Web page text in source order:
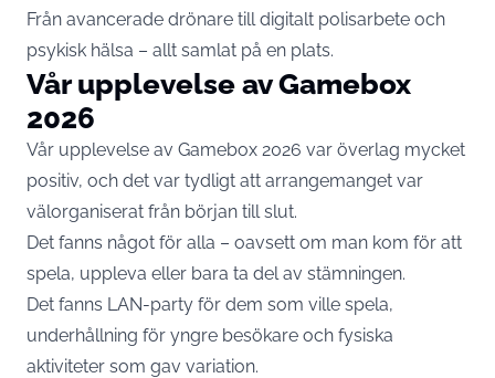
Från avancerade drönare till digitalt polisarbete och
psykisk hälsa – allt samlat på en plats.
Vår upplevelse av Gamebox
2026
Vår upplevelse av Gamebox 2026 var överlag mycket
positiv, och det var tydligt att arrangemanget var
välorganiserat från början till slut.
Det fanns något för alla – oavsett om man kom för att
spela, uppleva eller bara ta del av stämningen.
Det fanns LAN-party för dem som ville spela,
underhållning för yngre besökare och fysiska
aktiviteter som gav variation.